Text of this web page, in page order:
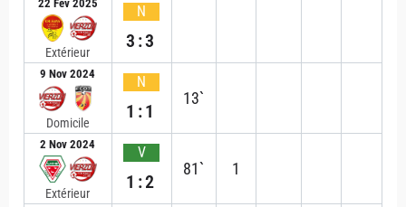
22 Fév 2025
Extérieur
N
3:3
9 Nov 2024
Domicile
N
1:1
13`
2 Nov 2024
Extérieur
V
1:2
81` 1